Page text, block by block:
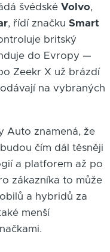
švédské Volvo,
, řídí značku Smart
britský
do Evropy —
Zeekr X už brázdí
na vybraných
Auto znamená, že
čím dál těsněji
a platforem až po
zákazníka to může
a hybridů za
menší